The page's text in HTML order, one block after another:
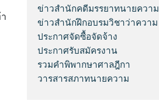
ข่าวสำนักคดีมรรยาทนายความ
ข่าวสำนักฝึกอบรมวิชาว่าความ
ประกาศจัดซื้อจัดจ้าง
ประกาศรับสมัครงาน
รวมคำพิพากษาศาลฎีกา
วารสารสภาทนายความ